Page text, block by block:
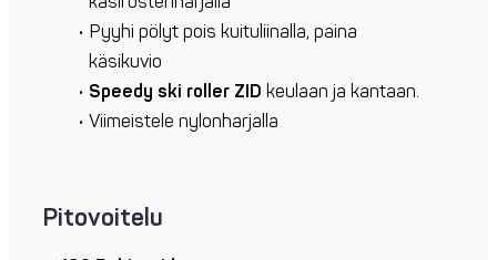
Pyyhi pölyt pois kuituliinalla, paina
käsikuvio
Speedy ski roller ZID keulaan ja kantaan.
Viimeistele nylonharjalla
Pitovoitelu